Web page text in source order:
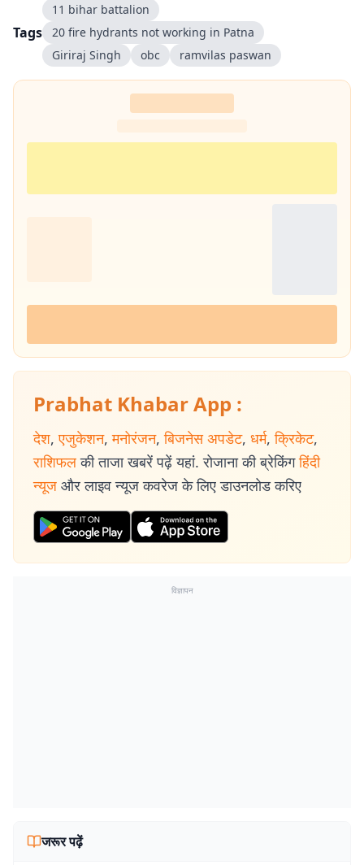
Tags
11 bihar battalion
20 fire hydrants not working in Patna
Giriraj Singh
obc ramvilas paswan
Prabhat Khabar App :
देश, एजुकेशन, मनोरंजन, बिजनेस अपडेट, धर्म, क्रिकेट,
राशिफल की ताजा खबरें पढ़ें यहां. रोजाना की ब्रेकिंग हिंदी
न्यूज और लाइव न्यूज कवरेज के लिए डाउनलोड करिए
विज्ञापन
जरूर पढ़ें